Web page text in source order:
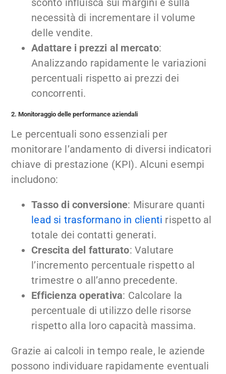
necessità di incrementare il volume
delle vendite.
Adattare i prezzi al mercato:
Analizzando rapidamente le variazioni
percentuali rispetto ai prezzi dei
concorrenti.
2. Monitoraggio delle performance aziendali
Le percentuali sono essenziali per
monitorare l’andamento di diversi indicatori
chiave di prestazione (KPI). Alcuni esempi
includono:
Tasso di conversione: Misurare quanti
lead si trasformano in clienti rispetto al
totale dei contatti generati.
Crescita del fatturato: Valutare
l’incremento percentuale rispetto al
trimestre o all’anno precedente.
Efficienza operativa: Calcolare la
percentuale di utilizzo delle risorse
rispetto alla loro capacità massima.
Grazie ai calcoli in tempo reale, le aziende
possono individuare rapidamente eventuali